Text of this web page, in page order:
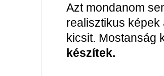
Azt mondanom
realisztikus
kicsit. Mostanság
készítek.